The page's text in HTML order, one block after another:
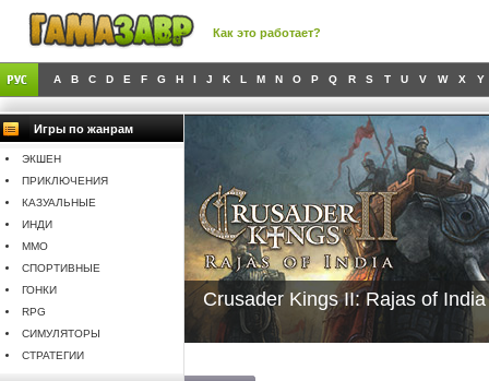
Как это работает?
A B C D E F G H I J K L M N O P Q R S T U V W X Y
Игры по жанрам
ЭКШЕН
ПРИКЛЮЧЕНИЯ
КАЗУАЛЬНЫЕ
ИНДИ
MMO
СПОРТИВНЫЕ
ГОНКИ
RPG
СИМУЛЯТОРЫ
СТРАТЕГИИ
Crusader Kings II: Rajas of India